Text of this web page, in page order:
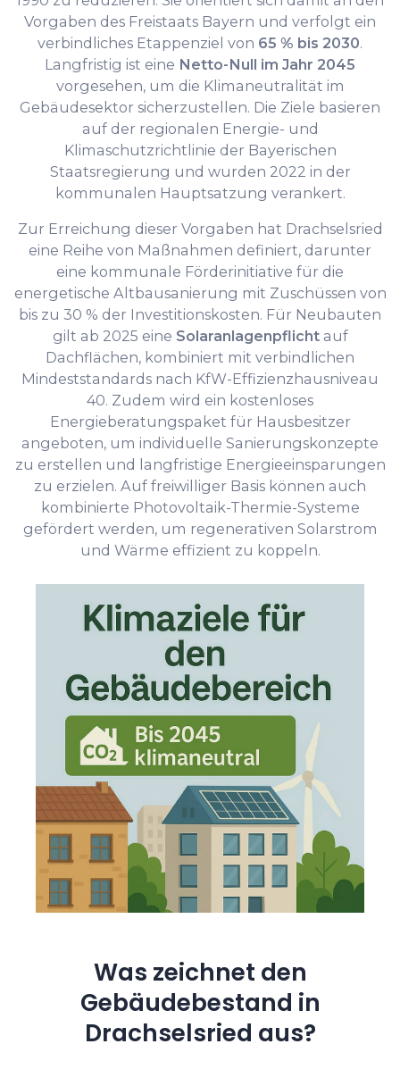
Vorgaben des Freistaats Bayern und verfolgt ein
verbindliches Etappenziel von 65 % bis 2030.
Langfristig ist eine Netto-Null im Jahr 2045
vorgesehen, um die Klimaneutralität im
Gebäudesektor sicherzustellen. Die Ziele basieren
auf der regionalen Energie- und
Klimaschutzrichtlinie der Bayerischen
Staatsregierung und wurden 2022 in der
kommunalen Hauptsatzung verankert.
Zur Erreichung dieser Vorgaben hat Drachselsried
eine Reihe von Maßnahmen definiert, darunter
eine kommunale Förderinitiative für die
energetische Altbausanierung mit Zuschüssen von
bis zu 30 % der Investitionskosten. Für Neubauten
gilt ab 2025 eine Solaranlagenpflichtauf
Dachflächen, kombiniert mit verbindlichen
Mindeststandards nach KfW-Effizienzhausniveau
40. Zudem wird ein kostenloses
Energieberatungspaket für Hausbesitzer
angeboten, um individuelle Sanierungskonzepte
zu erstellen und langfristige Energieeinsparungen
zu erzielen. Auf freiwilliger Basis können auch
kombinierte Photovoltaik-Thermie-Systeme
gefördert werden, um regenerativen Solarstrom
und Wärme effizient zu koppeln.
Was zeichnet den
Gebäudebestand in
Drachselsried aus?